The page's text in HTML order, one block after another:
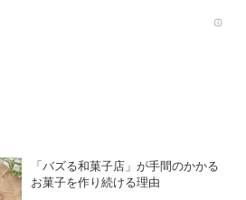
「バズる和菓子店」が手間のかかる
お菓子を作り続ける理由